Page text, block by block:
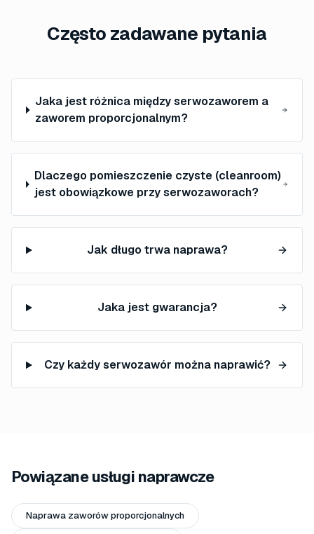
Często zadawane pytania
Jaka jest różnica między serwozaworem a
zaworem proporcjonalnym?
Dlaczego pomieszczenie czyste (cleanroom)
jest obowiązkowe przy serwozaworach?
Jak długo trwa naprawa?
Jaka jest gwarancja?
Czy każdy serwozawór można naprawić?
Powiązane usługi naprawcze
Naprawa zaworów proporcjonalnych